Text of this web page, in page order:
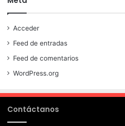
Acceder
Feed de entradas
Feed de comentarios
WordPress.org
Contáctanos